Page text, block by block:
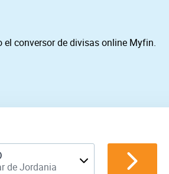
el conversor de divisas online Myfin.
de Jordania